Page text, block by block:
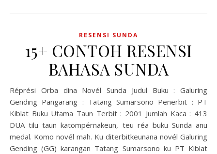
RESENSI SUNDA
15+ CONTOH RESENSI
BAHASA SUNDA
Réprési Orba dina Novél Sunda Judul Buku : Galuring
Gending Pangarang : Tatang Sumarsono Penerbit : PT
Kiblat Buku Utama Taun Terbit : 2001 Jumlah Kaca : 413
DUA tilu taun katompérnakeun, teu réa buku Sunda anu
medal. Komo novél mah. Ku diterbitkeunana novél Galuring
Gending (GG) karangan Tatang Sumarsono ku PT Kiblat